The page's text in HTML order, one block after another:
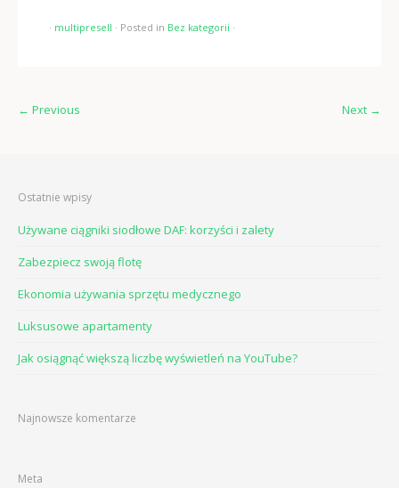
· multipresell · Posted in Bez kategorii ·
← Previous Next →
Ostatnie wpisy
Używane ciągniki siodłowe DAF: korzyści i zalety
Zabezpiecz swoją flotę
Ekonomia używania sprzętu medycznego
Luksusowe apartamenty
Jak osiągnąć większą liczbę wyświetleń na YouTube?
Najnowsze komentarze
Meta